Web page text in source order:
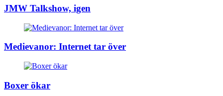
JMW Talkshow, igen
Medievanor: Internet tar över
Boxer ökar